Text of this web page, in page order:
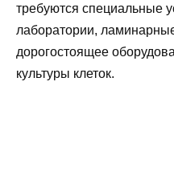
требуются специальные
лаборатории,
дорогостоящее
культуры клеток.